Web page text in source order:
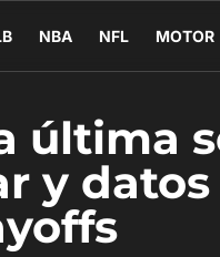
NBA NFL MOTOR
última
y datos